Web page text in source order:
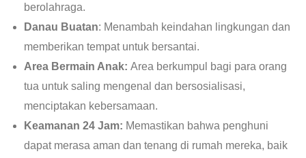
berolahraga.
Danau Buatan: Menambah keindahan lingkungan dan
memberikan tempat untuk bersantai.
Area Bermain Anak: Area berkumpul bagi para orang
tua untuk saling mengenal dan bersosialisasi,
menciptakan kebersamaan.
Keamanan 24 Jam: Memastikan bahwa penghuni
dapat merasa aman dan tenang di rumah mereka, baik